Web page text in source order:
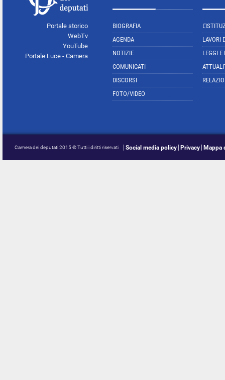
Portale storico
WebTv
YouTube
Portale Luce - Camera
BIOGRAFIA
AGENDA
NOTIZIE
COMUNICATI
DISCORSI
FOTO/VIDEO
LAVORI
LEGGI E
Camera dei deputati 2015 © Tutti i diritti riservati Social media policy Privacy Mappa